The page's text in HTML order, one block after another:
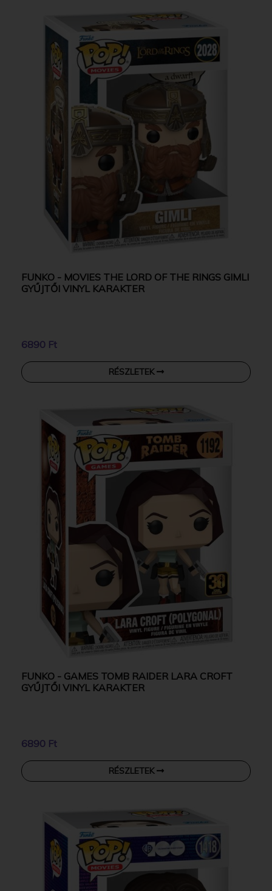
FUNKO - MOVIES THE LORD OF THE RINGS GIMLI
GYŰJTŐI VINYL KARAKTER
6890 Ft
RÉSZLETEK
FUNKO - GAMES TOMB RAIDER LARA CROFT
GYŰJTŐI VINYL KARAKTER
6890 Ft
RÉSZLETEK